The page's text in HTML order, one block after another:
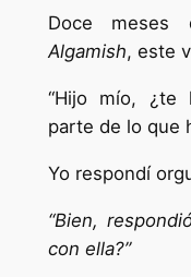
Doce
Algamish, este
“Hijo mío, ¿te
parte de lo que
Yo respondí
“Bien,
con ella?”